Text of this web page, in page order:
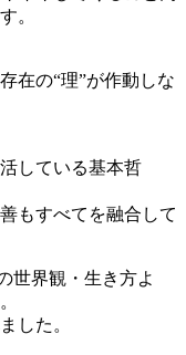
。
在の“理”が作動しな
している基本哲
もすべてを融合して
世界観・生き方よ
した。